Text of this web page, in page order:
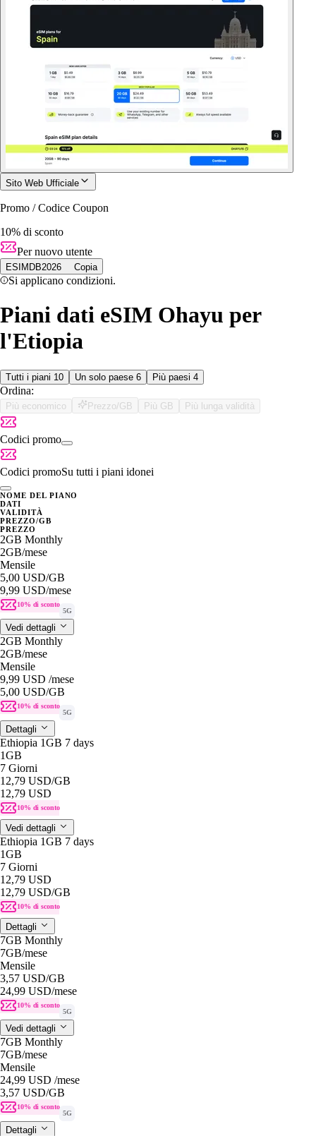
Sito Web Ufficiale
Promo / Codice Coupon
10% di sconto
Per nuovo utente
ESIMDB2026 Copia
Si applicano condizioni.
Piani dati eSIM Ohayu per
l'Etiopia
Tutti i piani 10 Un solo paese 6 Più paesi 4
Ordina:
Più economico Prezzo/GB Più GB Più lunga validità
Codici promo
Codici promoSu tutti i piani idonei
NOME DEL PIANO
DATI
VALIDITÀ
PREZZO/GB
PREZZO
2GB Monthly
2GB/mese
Mensile
5,00 USD/GB
9,99 USD/mese
10% di sconto
5G
Vedi dettagli
2GB Monthly
2GB/mese
Mensile
9,99 USD /mese
5,00 USD/GB
10% di sconto
5G
Dettagli
Ethiopia 1GB 7 days
1GB
7 Giorni
12,79 USD/GB
12,79 USD
10% di sconto
Vedi dettagli
Ethiopia 1GB 7 days
1GB
7 Giorni
12,79 USD
12,79 USD/GB
10% di sconto
Dettagli
7GB Monthly
7GB/mese
Mensile
3,57 USD/GB
24,99 USD/mese
10% di sconto
5G
Vedi dettagli
7GB Monthly
7GB/mese
Mensile
24,99 USD /mese
3,57 USD/GB
10% di sconto
5G
Dettagli